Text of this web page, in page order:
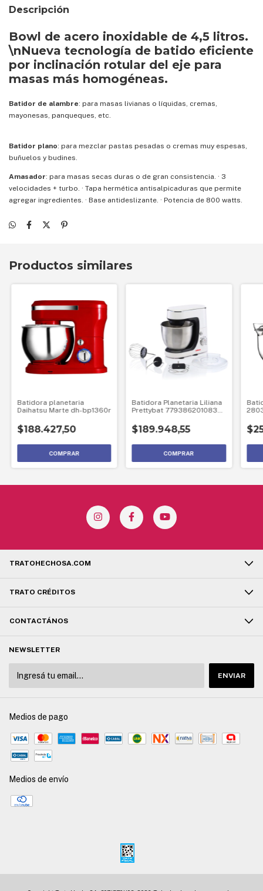
Descripción
Bowl de acero inoxidable de 4,5 litros.
\nNueva tecnología de batido eficiente
por inclinación rotular del eje para
masas más homogéneas.
Batidor de alambre: para masas livianas o líquidas, cremas,
mayonesas, panqueques, etc.
Batidor plano: para mezclar pastas pesadas o cremas muy espesas,
buñuelos y budines.
Amasador: para masas secas duras o de gran consistencia. · 3
velocidades + turbo. · Tapa hermética antisalpicaduras que permite
agregar ingredientes. · Base antideslizante. · Potencia de 800 watts.
Productos similares
Batidora planetaria
Daihatsu Marte dh-bp1360r
$188.427,50
Batidora Planetaria Liliana
Prettybat 7793862010838
$189.948,55
TRATOHECHOSA.COM
TRATO CRÉDITOS
CONTACTÁNOS
NEWSLETTER
Medios de pago
Medios de envío